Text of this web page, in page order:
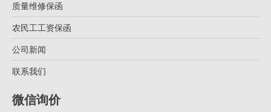
质量维修保函
农民工工资保函
公司新闻
联系我们
微信询价